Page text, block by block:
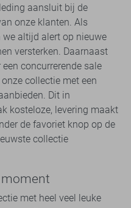
aansluit bij de
onze klanten. Als
altijd alert op nieuwe
versterken. Daarnaast
concurrerende sale
collectie met een
Dit in
kosteloze, levering maakt
de favoriet knop op de
collectie
met heel veel leuke